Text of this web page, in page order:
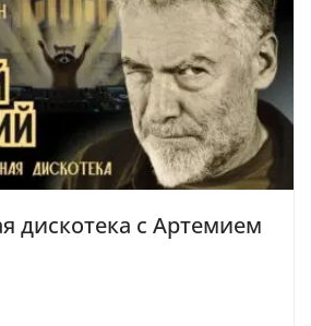
дискотека с Артемием